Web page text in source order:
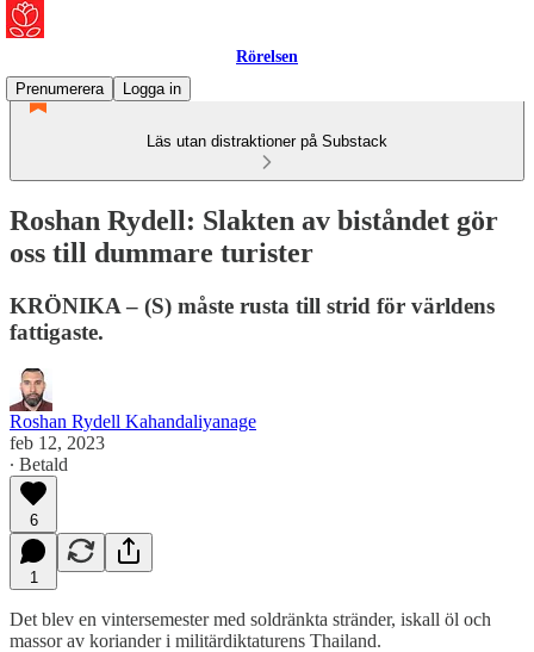
Rörelsen
Prenumerera
Logga in
Läs utan distraktioner på Substack
Roshan Rydell: Slakten av biståndet gör
oss till dummare turister
KRÖNIKA – (S) måste rusta till strid för världens
fattigaste.
Roshan Rydell Kahandaliyanage
feb 12, 2023
∙ Betald
6
1
Det blev en vintersemester med soldränkta stränder, iskall öl och
massor av koriander i militärdiktaturens Thailand.